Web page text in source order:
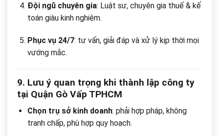
Đội ngũ chuyên gia: Luật sư, chuyên gia thuế & kế
toán giàu kinh nghiệm.
Phục vụ 24/7: tư vấn, giải đáp và xử lý kịp thời mọi
vướng mắc.
9. Lưu ý quan trọng khi thành lập công ty
tại Quận Gò Vấp TPHCM
Chọn trụ sở kinh doanh: phải hợp pháp, không
tranh chấp, phù hợp quy hoạch.